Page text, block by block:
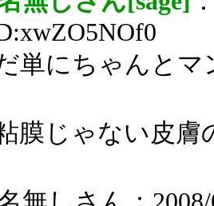
単にちゃんと
膜じゃない皮膚